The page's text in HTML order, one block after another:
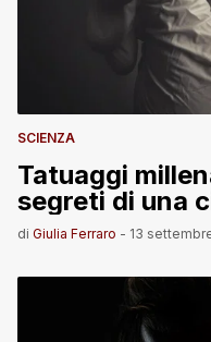
SCIENZA
Tatuaggi
segreti di una
di Giulia Ferraro - 13